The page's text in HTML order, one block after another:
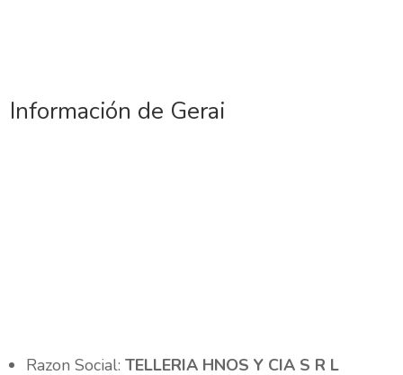
Información de Gerai
Razon Social:TELLERIA HNOS Y CIA S R L